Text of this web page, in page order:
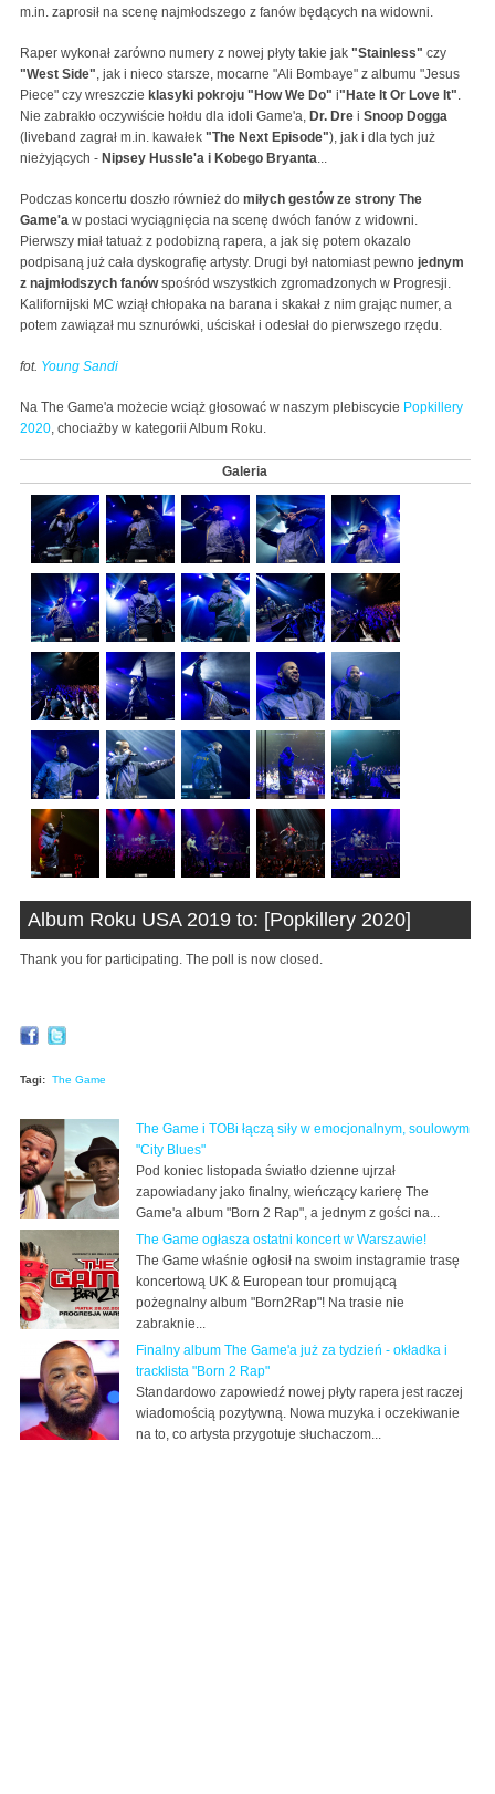
m.in. zaprosił na scenę najmłodszego z fanów będących na widowni.
Raper wykonał zarówno numery z nowej płyty takie jak "Stainless" czy
"West Side", jak i nieco starsze, mocarne "Ali Bombaye" z albumu "Jesus
Piece" czy wreszczie klasyki pokroju "How We Do" i"Hate It Or Love It".
Nie zabrakło oczywiście hołdu dla idoli Game'a, Dr. Dre i Snoop Dogga
(liveband zagrał m.in. kawałek "The Next Episode"), jak i dla tych już
nieżyjących - Nipsey Hussle'a i Kobego Bryanta...
Podczas koncertu doszło również do miłych gestów ze strony The
Game'a w postaci wyciągnięcia na scenę dwóch fanów z widowni.
Pierwszy miał tatuaż z podobizną rapera, a jak się potem okazalo
podpisaną już cała dyskografię artysty. Drugi był natomiast pewno jednym
z najmłodszych fanówspośród wszystkich zgromadzonych w Progresji.
Kalifornijski MC wziął chłopaka na barana i skakał z nim grając numer, a
potem zawiązał mu sznurówki, uściskał i odesłał do pierwszego rzędu.
fot. Young Sandi
Na The Game'a możecie wciąż głosować w naszym plebiscycie Popkillery
2020, chociażby w kategorii Album Roku.
Galeria
Album Roku USA 2019 to: [Popkillery 2020]
Thank you for participating. The poll is now closed.
Tagi: The Game
The Game i TOBi łączą siły w emocjonalnym, soulowym
"City Blues"
Pod koniec listopada światło dzienne ujrzał
zapowiadany jako finalny, wieńczący karierę The
Game'a album "Born 2 Rap", a jednym z gości na...
The Game ogłasza ostatni koncert w Warszawie!
The Game właśnie ogłosił na swoim instagramie trasę
koncertową UK & European tour promującą
pożegnalny album "Born2Rap"! Na trasie nie
zabraknie...
Finalny album The Game'a już za tydzień - okładka i
tracklista "Born 2 Rap"
Standardowo zapowiedź nowej płyty rapera jest raczej
wiadomością pozytywną. Nowa muzyka i oczekiwanie
na to, co artysta przygotuje słuchaczom...